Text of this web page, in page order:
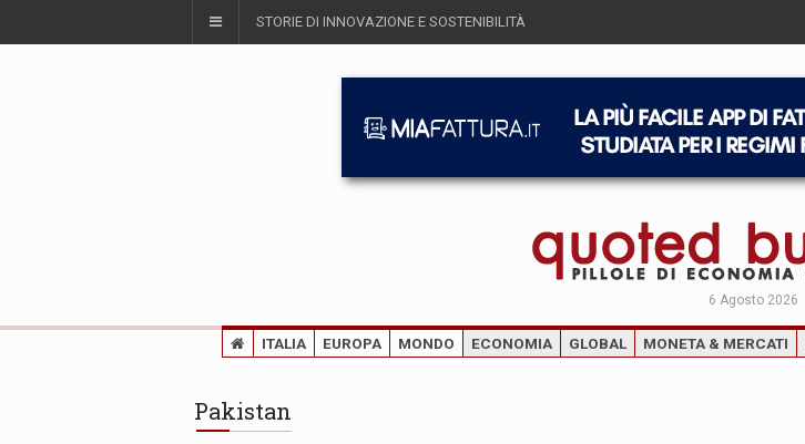
STORIE DI INNOVAZIONE E SOSTENIBILITÀ
6 Agosto 2026
ITALIA EUROPA MONDO ECONOMIA GLOBAL MONETA & MERCATI
Pakistan